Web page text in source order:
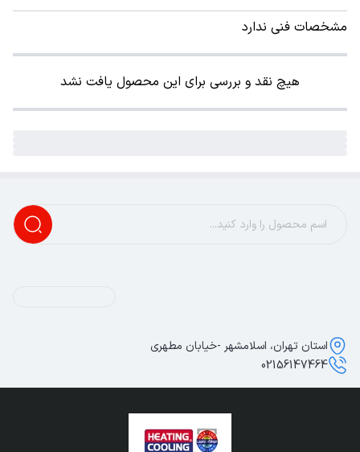
مشخصات فنی ندارد
هیچ نقد و بررسی برای این محصول یافت نشد
استان تهران، اسلامشهر -خیابان مطهری
02156147464